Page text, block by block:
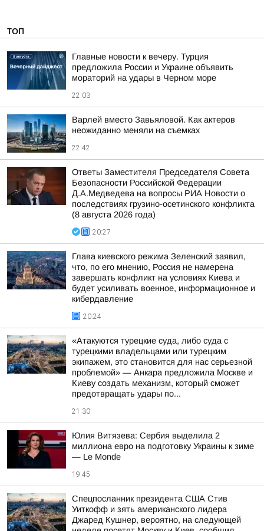
ТОП
Главные новости к вечеру. Турция
предложила России и Украине объявить
мораторий на удары в Черном море
22:03
Варлей вместо Завьяловой. Как актеров
неожиданно меняли на съемках
22:42
Ответы Заместителя Председателя Совета
Безопасности Российской Федерации
Д.А.Медведева на вопросы РИА Новости о
последствиях грузино-осетинского конфликта
(8 августа 2026 года)
20:27
Глава киевского режима Зеленский заявил,
что, по его мнению, Россия не намерена
завершать конфликт на условиях Киева и
будет усиливать военное, информационное и
кибердавление
20:24
«Атакуются турецкие суда, либо суда с
турецкими владельцами или турецким
экипажем, это становится для нас серьезной
проблемой» — Анкара предложила Москве и
Киеву создать механизм, который сможет
предотвращать удары по...
21:30
Юлия Витязева: Сербия выделила 2
миллиона евро на подготовку Украины к зиме
— Le Monde
19:45
Спецпосланник президента США Стив
Уиткофф и зять американского лидера
Джаред Кушнер, вероятно, на следующей